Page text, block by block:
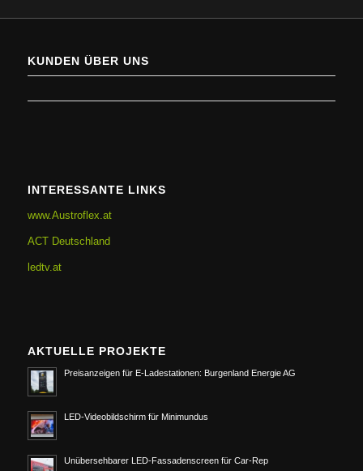
KUNDEN ÜBER UNS
INTERESSANTE LINKS
www.Austroflex.at
ACT Deutschland
ledtv.at
AKTUELLE PROJEKTE
Preisanzeigen für E-Ladestationen: Burgenland Energie AG
LED-Videobildschirm für Minimundus
Unübersehbarer LED-Fassadenscreen für Car-Rep